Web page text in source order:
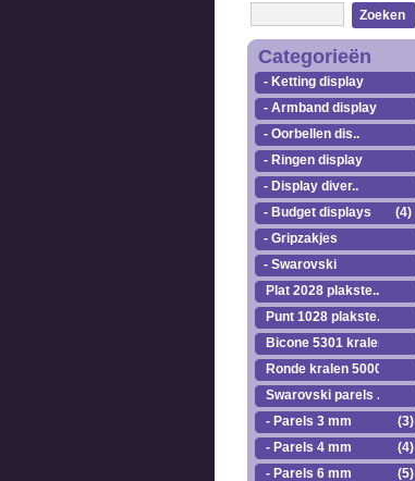
Zoeken
Categorieën
- Ketting display
- Armband display
- Oorbellen dis..
- Ringen display
- Display diver..
- Budget displays
(4)
- Gripzakjes
- Swarovski
Plat 2028 plakste..
Punt 1028 plakste..
Bicone 5301 kralen.
Ronde kralen 5000
Swarovski parels ..
- Parels 3 mm
(3)
- Parels 4 mm
(4)
- Parels 6 mm
(5)